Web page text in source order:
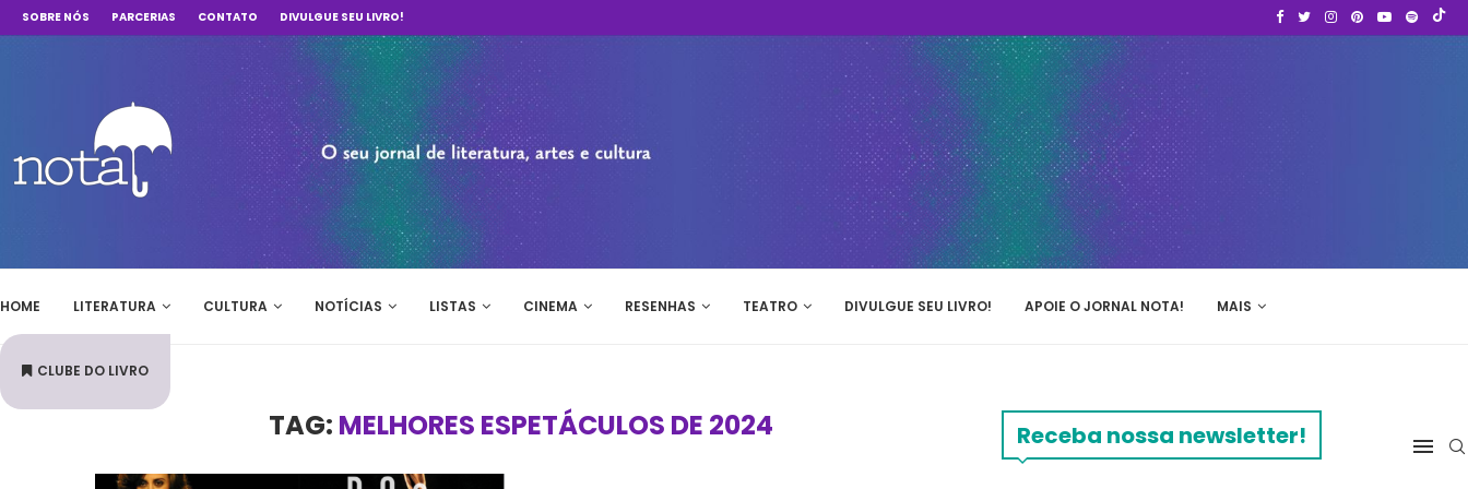
SOBRE NÓS PARCERIAS CONTATO DIVULGUE SEU LIVRO!
HOME LITERATURA CULTURA NOTÍCIAS LISTAS CINEMA RESENHAS TEATRO DIVULGUE SEU LIVRO! APOIE O JORNAL NOTA! MAIS
CLUBE DO LIVRO
TAG: MELHORES ESPETÁCULOS DE 2024 Receba nossa newsletter!